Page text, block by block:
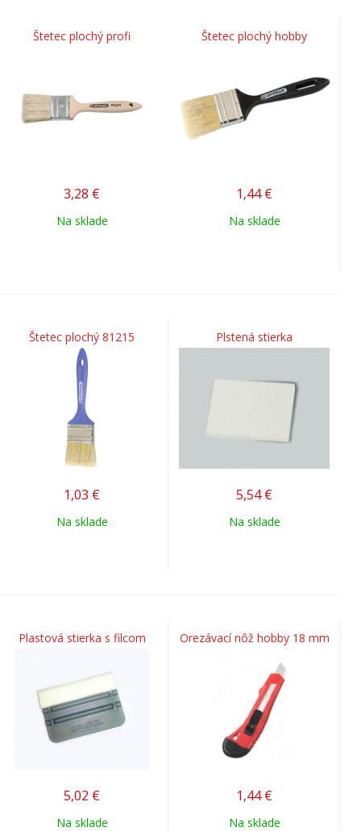
Štetec plochý profi
3,28 €
Na sklade
Štetec plochý hobby
1,44 €
Na sklade
Štetec plochý 81215
1,03 €
Na sklade
Plstená stierka
5,54 €
Na sklade
Plastová stierka s filcom
5,02 €
Na sklade
Orezávací nôž hobby 18 mm
1,44 €
Na sklade